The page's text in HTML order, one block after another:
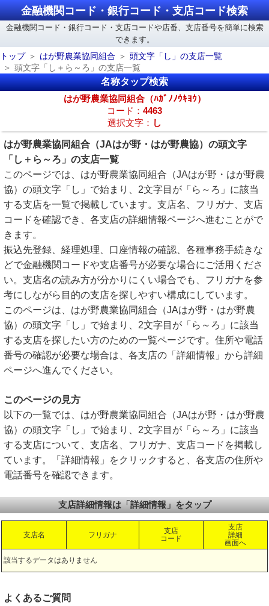
金融機関コード・銀行コード・支店コード検索
金融機関コード・銀行コード・支店コードや店番、支店番号を簡単に検索
できます。
トップ
はが野農業協同組合
頭文字「し」の支店一覧
頭文字「し＋ら～ろ」の支店一覧
名称タップ検索
はが野農業協同組合（ﾊｶﾞﾉﾉｳｷﾖｳ）
コード： 4463
選択文字： し
はが野農業協同組合（JAはが野・はが野農協）の頭文字
「し＋ら～ろ」の支店一覧
このページでは、はが野農業協同組合（JAはが野・はが野農
協）の頭文字「し」で始まり、2文字目が「ら～ろ」に該当
する支店を一覧で掲載しています。支店名、フリガナ、支店
コードを確認でき、各支店の詳細情報ページへ進むことがで
きます。
振込先登録、経理処理、口座情報の確認、各種事務手続きな
どで金融機関コードや支店番号が必要な場合にご活用くださ
い。支店名の読み方が分かりにくい場合でも、フリガナを参
考にしながら目的の支店を探しやすい構成にしています。
このページは、はが野農業協同組合（JAはが野・はが野農
協）の頭文字「し」で始まり、2文字目が「ら～ろ」に該当
する支店を探したい方のための一覧ページです。住所や電話
番号の確認が必要な場合は、各支店の「詳細情報」から詳細
ページへ進んでください。
このページの見方
以下の一覧では、はが野農業協同組合（JAはが野・はが野農
協）の頭文字「し」で始まり、2文字目が「ら～ろ」に該当
する支店について、支店名、フリガナ、支店コードを掲載し
ています。「詳細情報」をクリックすると、各支店の住所や
電話番号を確認できます。
支店詳細情報は「詳細情報」をタップ
支店名 フリガナ
支店
コード
支店
詳細
画面へ
該当するデータはありません
よくあるご質問